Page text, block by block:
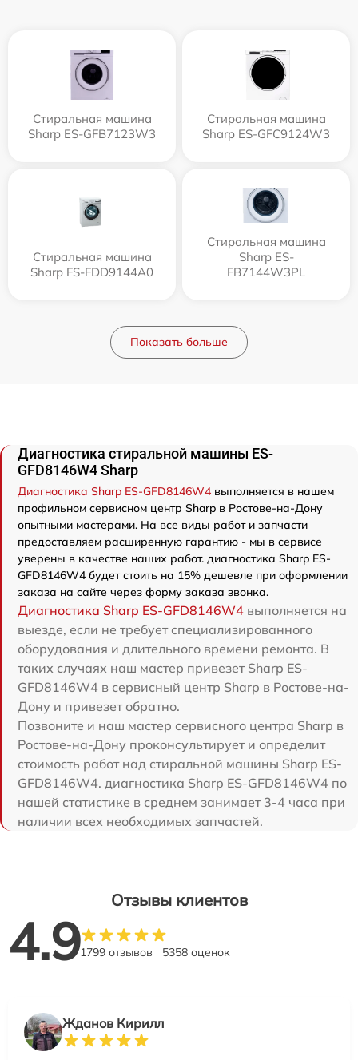
Стиральная машина
Sharp ES-GFB7123W3
Стиральная машина
Sharp ES-GFC9124W3
Стиральная машина
Sharp FS-FDD9144A0
Стиральная машина
Sharp ES-
FB7144W3PL
Показать больше
Диагностика стиральной машины ES-
GFD8146W4 Sharp
Диагностика Sharp ES-GFD8146W4 выполняется в нашем
профильном сервисном центр Sharp в Ростове-на-Дону
опытными мастерами. На все виды работ и запчасти
предоставляем расширенную гарантию - мы в сервисе
уверены в качестве наших работ. диагностика Sharp ES-
GFD8146W4 будет стоить на 15% дешевле при оформлении
заказа на сайте через форму заказа звонка.
Диагностика Sharp ES-GFD8146W4 выполняется на
выезде, если не требует специализированного
оборудования и длительного времени ремонта. В
таких случаях наш мастер привезет Sharp ES-
GFD8146W4 в сервисный центр Sharp в Ростове-на-
Дону и привезет обратно.
Позвоните и наш мастер сервисного центра Sharp в
Ростове-на-Дону проконсультирует и определит
стоимость работ над стиральной машины Sharp ES-
GFD8146W4. диагностика Sharp ES-GFD8146W4 по
нашей статистике в среднем занимает 3-4 часа при
наличии всех необходимых запчастей.
Отзывы клиентов
4.91799 отзывов 5358 оценок
Жданов Кирилл